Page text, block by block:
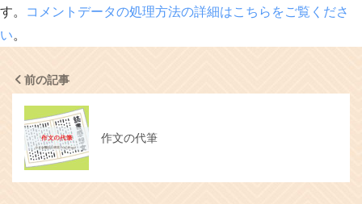
す。
コメントデータの処理方法の詳細はこちらをご覧くださ
い。
前の記事
作文の代筆